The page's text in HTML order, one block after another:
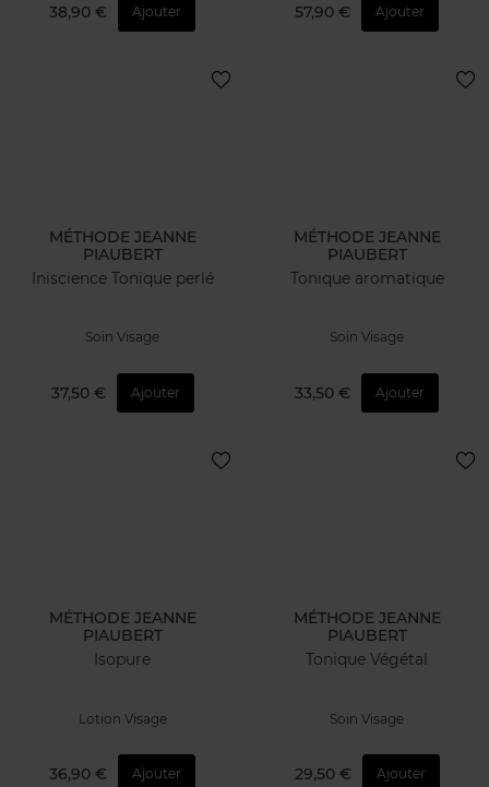
38,90 € Ajouter 57,90 € Ajouter
MÉTHODE JEANNE
PIAUBERT
Iniscience Tonique perlé
Soin Visage
37,50 € Ajouter
MÉTHODE JEANNE
PIAUBERT
Tonique aromatique
Soin Visage
33,50 € Ajouter
MÉTHODE JEANNE
PIAUBERT
Isopure
Lotion Visage
36,90 € Ajouter
MÉTHODE JEANNE
PIAUBERT
Tonique Végétal
Soin Visage
29,50 € Ajouter